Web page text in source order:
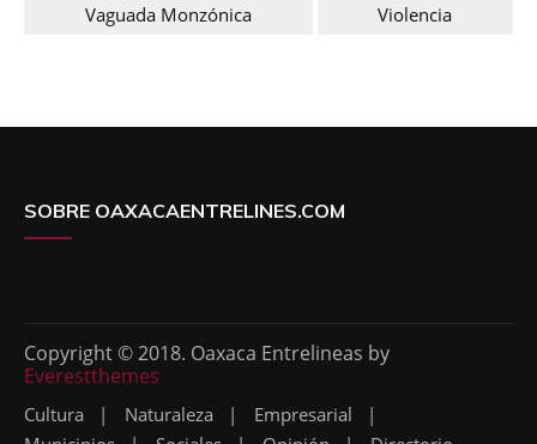
Vaguada Monzónica
Violencia
SOBRE OAXACAENTRELINES.COM
Copyright © 2018. Oaxaca Entrelineas by
Everestthemes
Cultura Naturaleza
Empresarial